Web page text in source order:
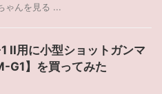
ゃんを見る ...
II用に小型ショットガンマ
G1】を買ってみた